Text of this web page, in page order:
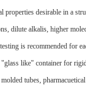
properties desirable in a
dilute alkalis, higher
is recommended
like" container for
tubes,